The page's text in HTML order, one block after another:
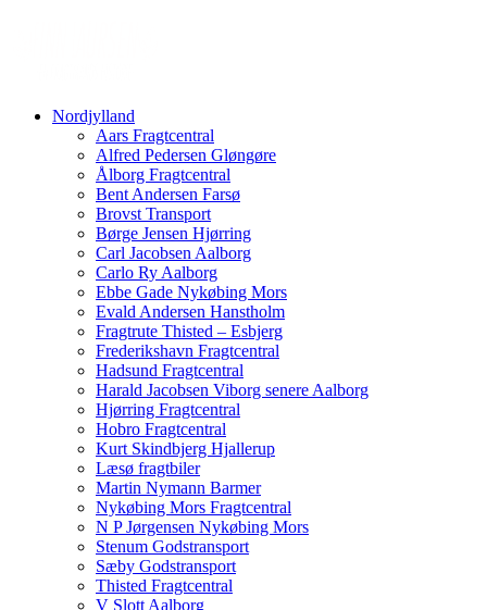
Nordjylland
Aars Fragtcentral
Alfred Pedersen Gløngøre
Ålborg Fragtcentral
Bent Andersen Farsø
Brovst Transport
Børge Jensen Hjørring
Carl Jacobsen Aalborg
Carlo Ry Aalborg
Ebbe Gade Nykøbing Mors
Evald Andersen Hanstholm
Fragtrute Thisted – Esbjerg
Frederikshavn Fragtcentral
Hadsund Fragtcentral
Harald Jacobsen Viborg senere Aalborg
Hjørring Fragtcentral
Hobro Fragtcentral
Kurt Skindbjerg Hjallerup
Læsø fragtbiler
Martin Nymann Barmer
Nykøbing Mors Fragtcentral
N P Jørgensen Nykøbing Mors
Stenum Godstransport
Sæby Godstransport
Thisted Fragtcentral
V Slott Aalborg